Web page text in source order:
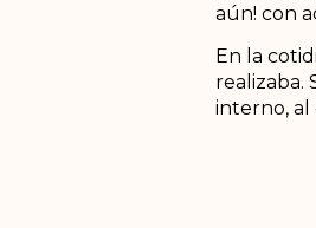
aún! con
En la
realizaba.
interno, al